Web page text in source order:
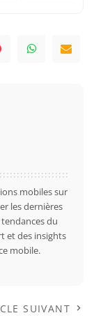
mobiles sur
les dernières
du
et des insights
mobile.
SUIVANT